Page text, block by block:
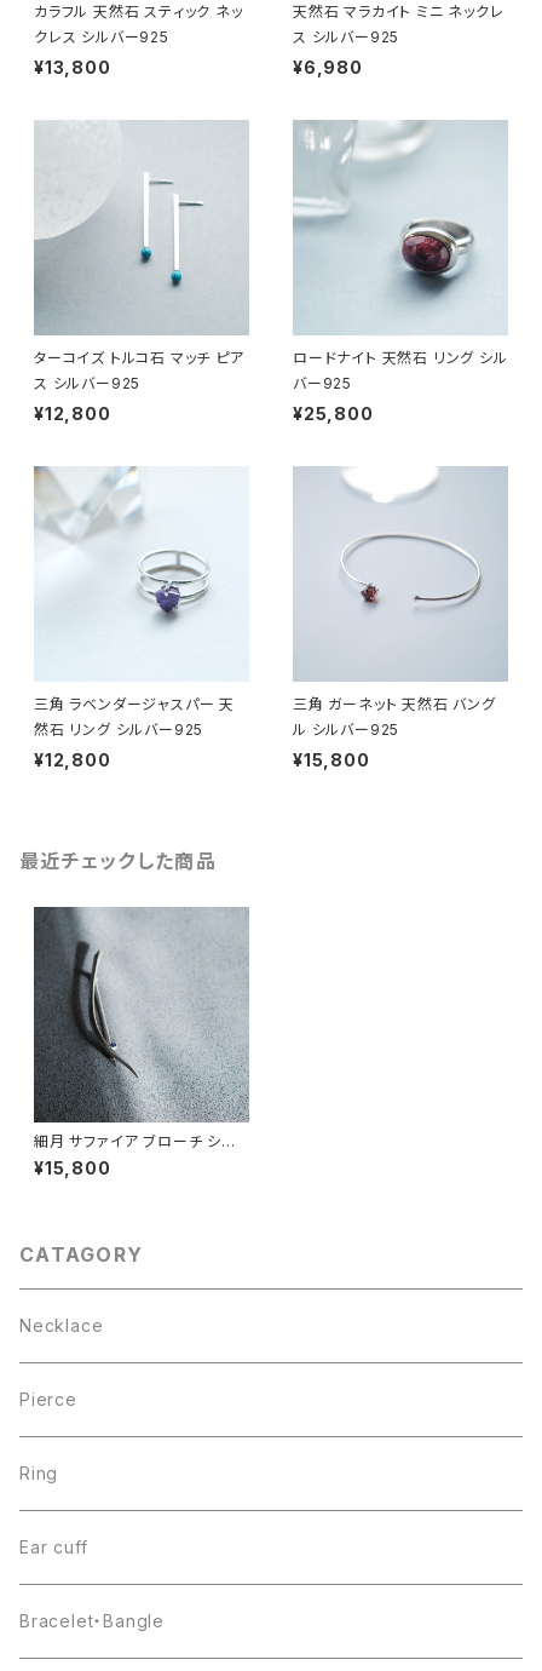
カラフル 天然石 スティック ネッ
クレス シルバー925
¥13,800
天然石 マラカイト ミニ ネックレ
ス シルバー925
¥6,980
ターコイズ トルコ石 マッチ ピア
ス シルバー925
¥12,800
ロードナイト 天然石 リング シル
バー925
¥25,800
三角 ラベンダージャスパー 天
然石 リング シルバー925
¥12,800
三角 ガーネット 天然石 バング
ル シルバー925
¥15,800
最近チェックした商品
細月 サファイア ブローチ シル
バー925
¥15,800
CATAGORY
Necklace
Pierce
Ring
Ear cuff
Bracelet・Bangle